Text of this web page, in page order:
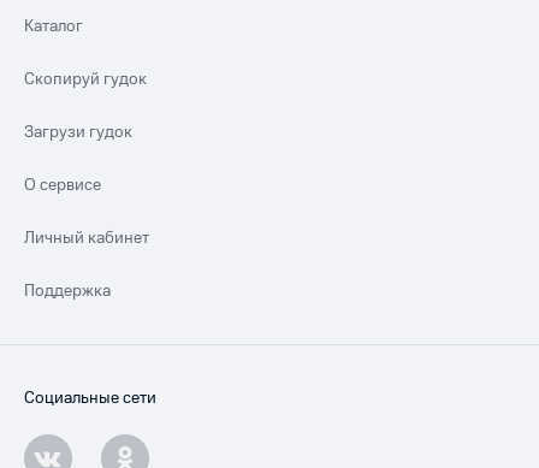
Каталог
Скопируй гудок
Загрузи гудок
О сервисе
Личный кабинет
Поддержка
Социальные сети